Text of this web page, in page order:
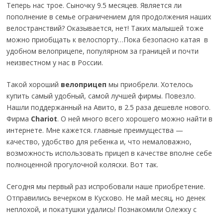
Теперь нас трое. Сыночку 9.5 месяцев. Является ли
пополнение в семье ограничением для продолжения наших
велостранствий? Оказывается, нет! Таких малышей тоже
можно приобщать к велоспорту…Пока безопасно катая в
удобном велоприцепе, популярном за границей и почти
неизвестном у нас в России.
Такой хороший велоприцеп мы приобрели. Хотелось
купить самый удобный, самой лучшей фирмы. Повезло.
Нашли поддержанный на Авито, в 2.5 раза дешевле нового.
Фирма Сhariot. О ней много всего хорошего можно найти в
интернете. Мне кажется. главные преимущества —
качество, удобство для ребенка и, что немаловажно,
возможность использовать прицеп в качестве вполне себе
полноценной прогулочной коляски. Вот так.
Сегодня мы первый раз испробовали наше приобретение.
Отправились вечерком в Кусково. Не май месяц, но денек
неплохой, и покатушки удались! Познакомили Олежку с